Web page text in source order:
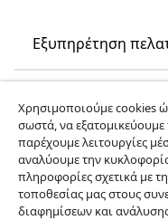
Εξυπηρέτηση
vidaXL
Ανακαλύψτε
Χρησιμοποιούμε cookies
σωστά, να εξατομικεύουμε
παρέχουμε λειτουργίες
αναλύουμε την
πληροφορίες σχετικά με
τοποθεσίας μας στους
διαφημίσεων και